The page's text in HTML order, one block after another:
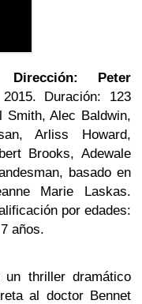
Dirección: Peter
Duración: 123
Smith, Alec Baldwin,
Arliss Howard,
Brooks, Adewale
basado en
Marie Laskas.
por edades:
años.
thriller dramático
al doctor Bennet